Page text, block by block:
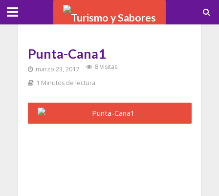
Punta-Cana1
marzo 23, 2017
8 Visitas
1 Minutos de lectura